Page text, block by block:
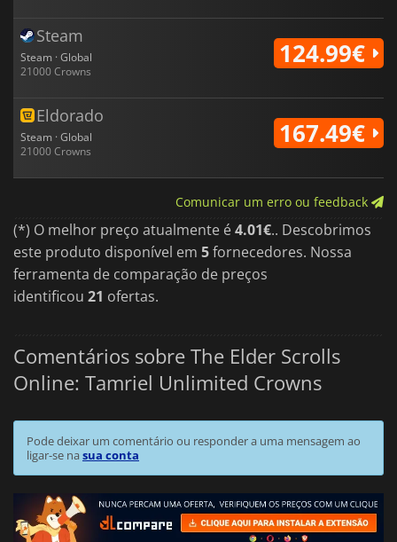
Steam
Steam · Global
21000 Crowns
124.99€
Eldorado
Steam · Global
21000 Crowns
167.49€
Comunicar um erro ou feedback
(*) O melhor preço atualmente é4.01€.. Descobrimos
este produto disponível em 5fornecedores. Nossa
ferramenta de comparação de preços
identificou 21 ofertas.
Comentários sobre The Elder Scrolls
Online: Tamriel Unlimited Crowns
Pode deixar um comentário ou responder a uma mensagem ao
ligar-se nasua conta